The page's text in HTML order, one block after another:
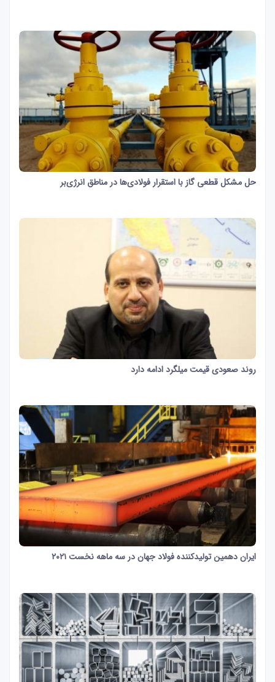
29 ثانیه
955
حل مشکل قطعی گاز با استقرار فولادی‌ها در مناطق انرژی‌بر
35 ثانیه
1344
روند صعودی قیمت میلگرد ادامه دارد
10 ثانیه
1357
ایران دهمین تولیدکننده فولاد جهان در سه ماهه نخست ۲۰۲۱